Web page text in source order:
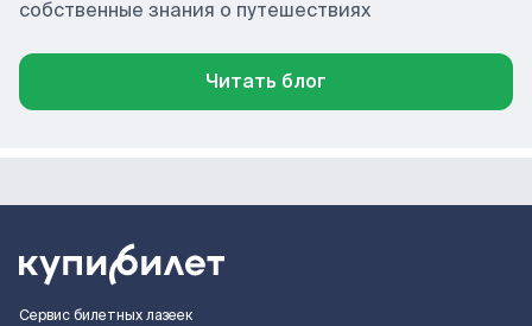
собственные знания о путешествиях
Читать блог
Сервис билетных лазеек